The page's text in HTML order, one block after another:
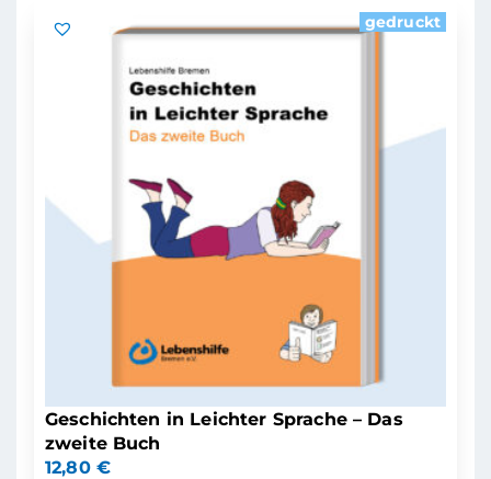
gedruckt
Geschichten in Leichter Sprache – Das
zweite Buch
12,80 €